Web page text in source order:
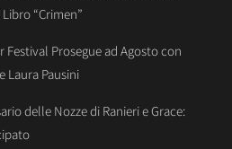
“Crimen”
Prosegue ad Agosto con
Laura Pausini
delle Nozze di Ranieri e Grace: